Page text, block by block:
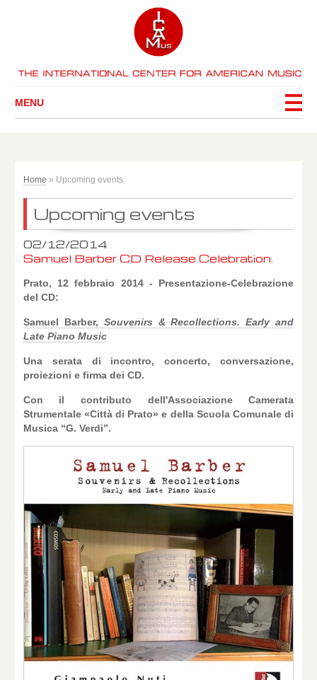
MENU
Home » Upcoming events
Upcoming events
02/12/2014
Samuel Barber CD Release Celebration.
Prato, 12 febbraio 2014 - Presentazione-Celebrazione
del CD:
Samuel Barber, Souvenirs & Recollections. Early and
Late Piano Music
Una serata di incontro, concerto, conversazione,
proiezioni e firma dei CD.
Con il contributo dell'Associazione Camerata
Strumentale «Città di Prato» e della Scuola Comunale di
Musica “G. Verdi”.